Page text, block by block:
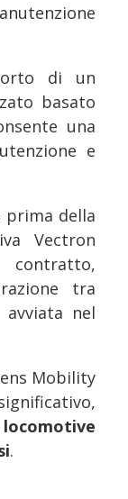
di un
basato
una
e
prima della
Vectron
tra
nel
Mobility
.